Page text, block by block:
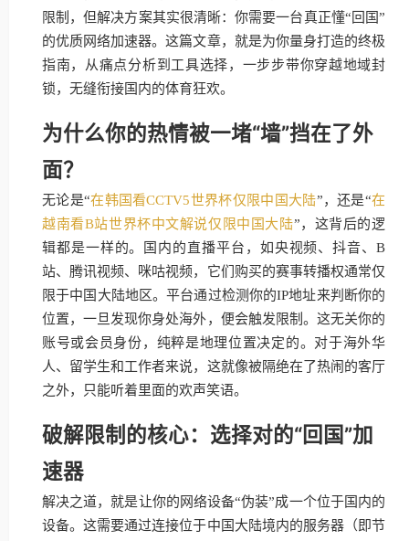
限制，但解决方案其实很清晰：你需要一台真正懂“回国”
的优质网络加速器。这篇文章，就是为你量身打造的终极
指南，从痛点分析到工具选择，一步步带你穿越地域封
锁，无缝衔接国内的体育狂欢。
为什么你的热情被一堵“墙”挡在了外
面？
无论是“在韩国看CCTV5世界杯仅限中国大陆”，还是“在
越南看B站世界杯中文解说仅限中国大陆”，这背后的逻
辑都是一样的。国内的直播平台，如央视频、抖音、B
站、腾讯视频、咪咕视频，它们购买的赛事转播权通常仅
限于中国大陆地区。平台通过检测你的IP地址来判断你的
位置，一旦发现你身处海外，便会触发限制。这无关你的
账号或会员身份，纯粹是地理位置决定的。对于海外华
人、留学生和工作者来说，这就像被隔绝在了热闹的客厅
之外，只能听着里面的欢声笑语。
破解限制的核心：选择对的“回国”加
速器
解决之道，就是让你的网络设备“伪装”成一个位于国内的
设备。这需要通过连接位于中国大陆境内的服务器（即节